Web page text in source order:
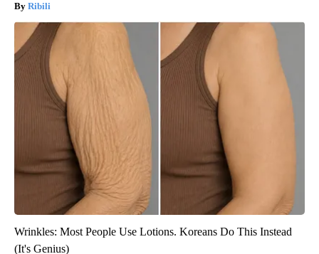
Ribili
Wrinkles: Most People Use Lotions. Koreans Do This Instead
(It's Genius)